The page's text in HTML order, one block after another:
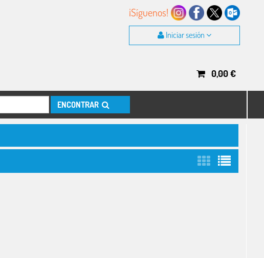
¡Síguenos!
Iniciar sesión
0,00€
ENCONTRAR